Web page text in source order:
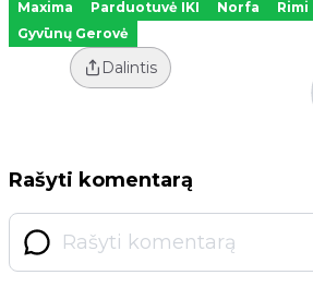
Maxima Parduotuvė IKI Norfa Rimi
Gyvūnų Gerovė
Dalintis
Rašyti komentarą